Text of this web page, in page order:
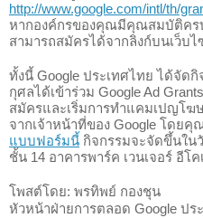
http://www.google.com/intl/th/
หากองค์กรของคุณมีคุณสมบัติค
สามารถสมัครได้จากลิงก์บนเว็บ
ทั้งนี้ Google ประเทศไทย ได้จัด
กุศลได้เข้าร่วม Google Ad
สมัครและเริ่มการทำแคมเปญโ
จากเจ้าหน้าที่ของ Google โดยคุ
แบบฟอร์มนี้ กิจกรรมจะจัดขึ้นใน
ชั้น 14 อาคารพาร์ค เวนเจอร์ อีโ
โพสต์โดย: พรทิพย์ กองชุน
หัวหน้าฝ่ายการตลอด Google ปร